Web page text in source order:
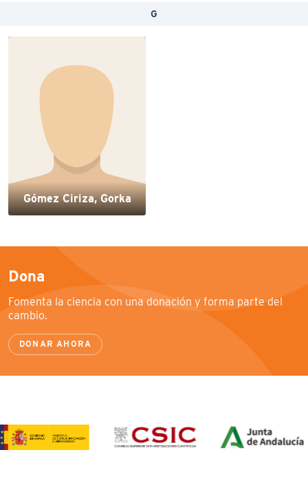
G
Gómez Ciriza, Gorka
Dona
Fomenta la ciencia con una donación y forma parte del
cambio.
DONAR AHORA